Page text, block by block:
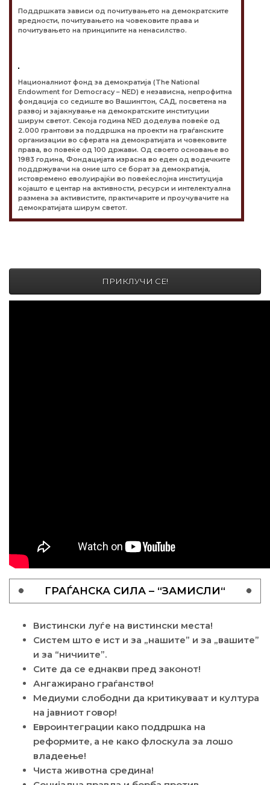
Поддршката зависи од почитувањето на демократските
вредности, почитувањето на човековите права и
почитувањето на принципите на ненасилство.
Националниот фонд за демократија (The National
Endowment for Democracy – NED) е независна, непрофитна
фондација со седиште во Вашингтон, САД, посветена на
развој и зајакнување на демократските институции
ширум светот. Секоја година NED доделува повеќе од
2.000 грантови за поддршка на проекти на граѓанските
организации во сферата на демократијата и човековите
права, во повеќе од 100 држави. Од своето основање во
1983 година, Фондацијата израсна во еден од водечките
поддржувачи на оние што се борат за демократија,
истовремено еволуирајќи во повеќеслојна институција
којашто е центар на активности, ресурси и интелектуална
размена за активистите, практичарите и проучувачите на
демократијата ширум светот.
ПРИКЛУЧИ СЕ!
ГРАЃАНСКА СИЛА – “ЗАМИСЛИ“
Вистински луѓе на вистински места!
Систем што е ист и за „нашите” и за „вашите”
и за “ничиите”.
Сите да се еднакви пред законот!
Ангажирано граѓанство!
Медиуми слободни да критикуваат и култура
на јавниот говор!
Евроинтеграции како поддршка на
реформите, а не како флоскула за лошо
владеење!
Чиста животна средина!